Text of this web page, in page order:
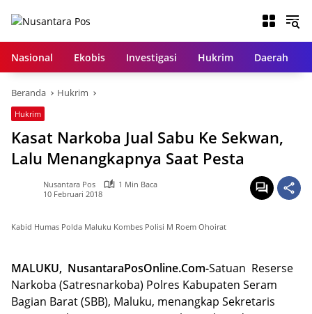
Nasional
Ekobis Investigasi Hukrim Daerah
Beranda Hukrim
Hukrim
Kasat Narkoba Jual Sabu Ke Sekwan,
Lalu Menangkapnya Saat Pesta
Nusantara Pos
1 Min Baca
10 Februari 2018
Kabid Humas Polda Maluku Kombes Polisi M Roem Ohoirat
MALUKU, NusantaraPosOnline.Com-Satuan Reserse
Narkoba (Satresnarkoba) Polres Kabupaten Seram
Bagian Barat (SBB), Maluku, menangkap Sekretaris